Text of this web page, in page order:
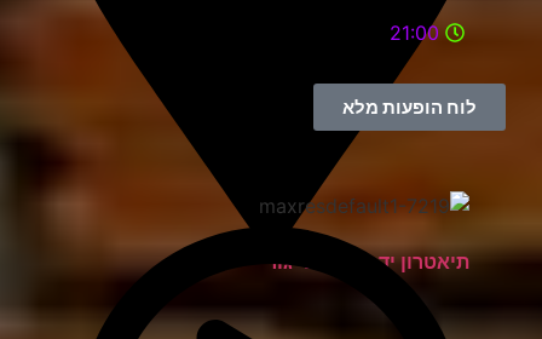
תיאטרון יד למגינים יגור
21:00
לוח הופעות מלא